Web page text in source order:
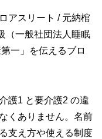
アスリート / 元納棺
（一般社団法人睡眠
一」を伝えるブロ
護1 と要介護2 の違
くありません。名前
支え方や使える制度